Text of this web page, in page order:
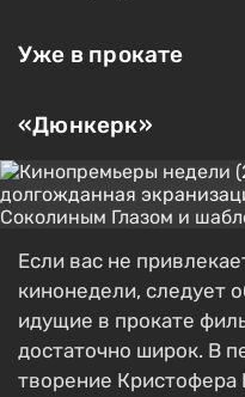
Уже в прокате
«Дюнкерк»
Если вас не
кинонедели, следует
идущие в прокате
достаточно широк. В
творение Кристофера